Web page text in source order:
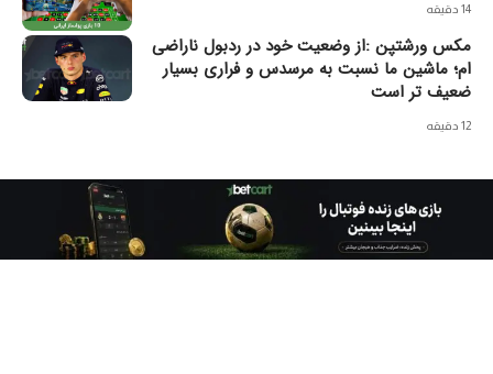
14 دقیقه
مکس ورشتپن :از وضعیت خود در ردبول ناراضی
ام؛ ماشین ما نسبت به مرسدس و فراری بسیار
ضعیف تر است
12 دقیقه